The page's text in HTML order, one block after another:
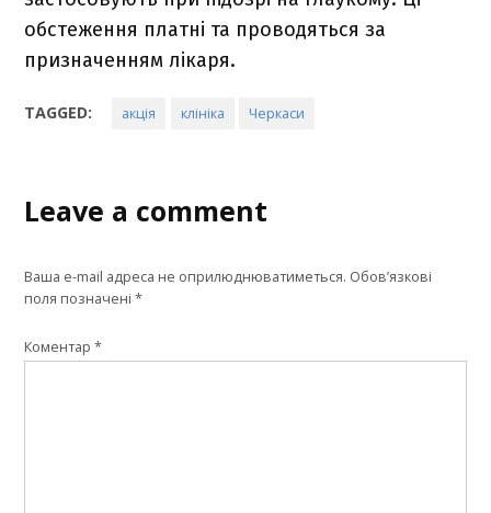
обстеження платні та проводяться за
призначенням лікаря.
TAGGED: акція клініка Черкаси
Leave a comment
Ваша e-mail адреса не оприлюднюватиметься. Обов’язкові
поля позначені*
Коментар*